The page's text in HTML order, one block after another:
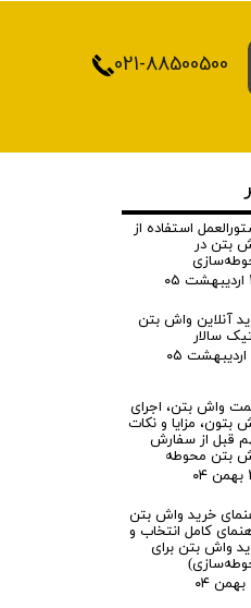
021-88500500
استفاده از
بتن در
آنلاین واش بتن
سالار
واش بتن، اجرای
بتون، مزایا و نکات
قبل از سفارش
بتن محوطه
خرید واش بتن
کامل انتخاب و
واش بتن برای